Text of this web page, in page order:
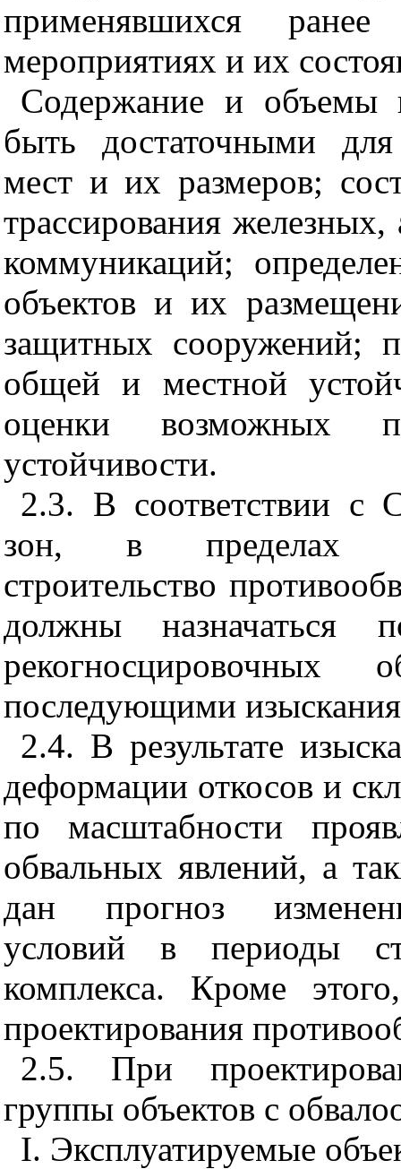
применявшихся
мероприятиях и их
Содержание и объемы
быть достаточными для
мест и их размеров;
трассирования
коммуникаций;
объектов и их
защитных сооружений;
общей и местной
оценки возможных
устойчивости.
2.3. В соответствии с
зон, в пределах
строительство
должны назначаться
рекогносцировочных
последующими
2.4. В результате
деформации откосов и
по масштабности
обвальных явлений, а
дан прогноз
условий в периоды
комплекса. Кроме
проектирования
2.5. При
группы объектов с
I. Эксплуатируемые